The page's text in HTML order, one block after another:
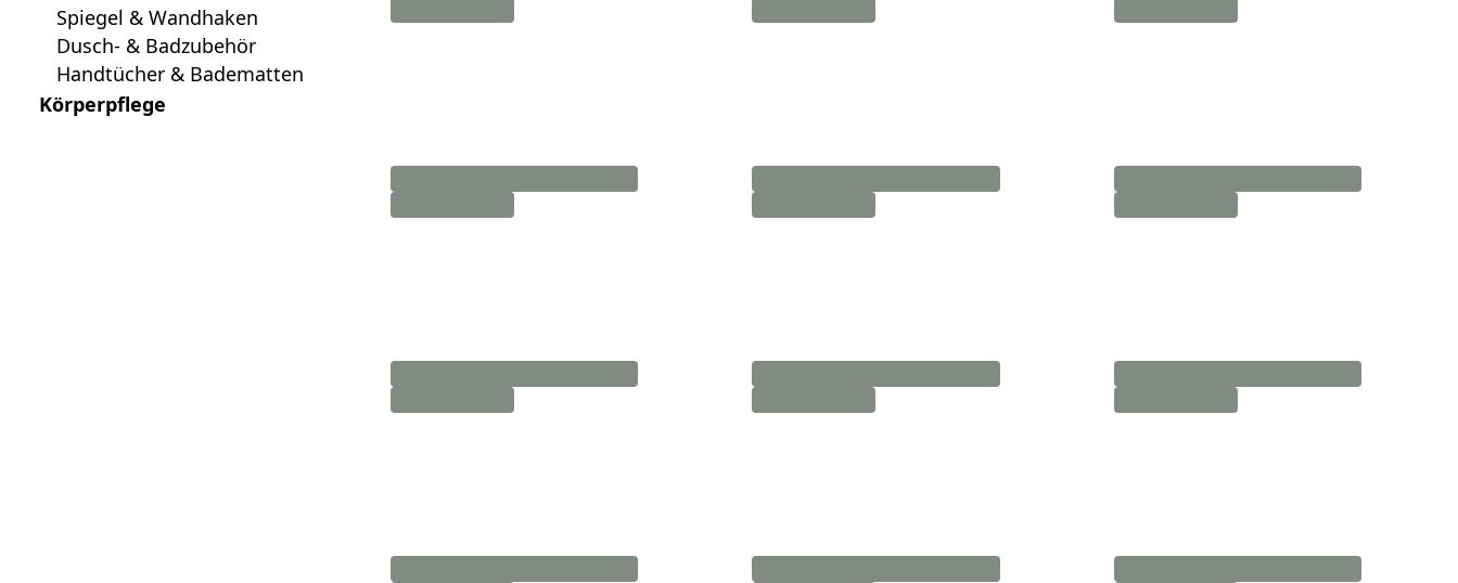
älter
Spiegel & Wandhaken
Dusch- & Badzubehör
Handtücher & Badematten
Körperpflege